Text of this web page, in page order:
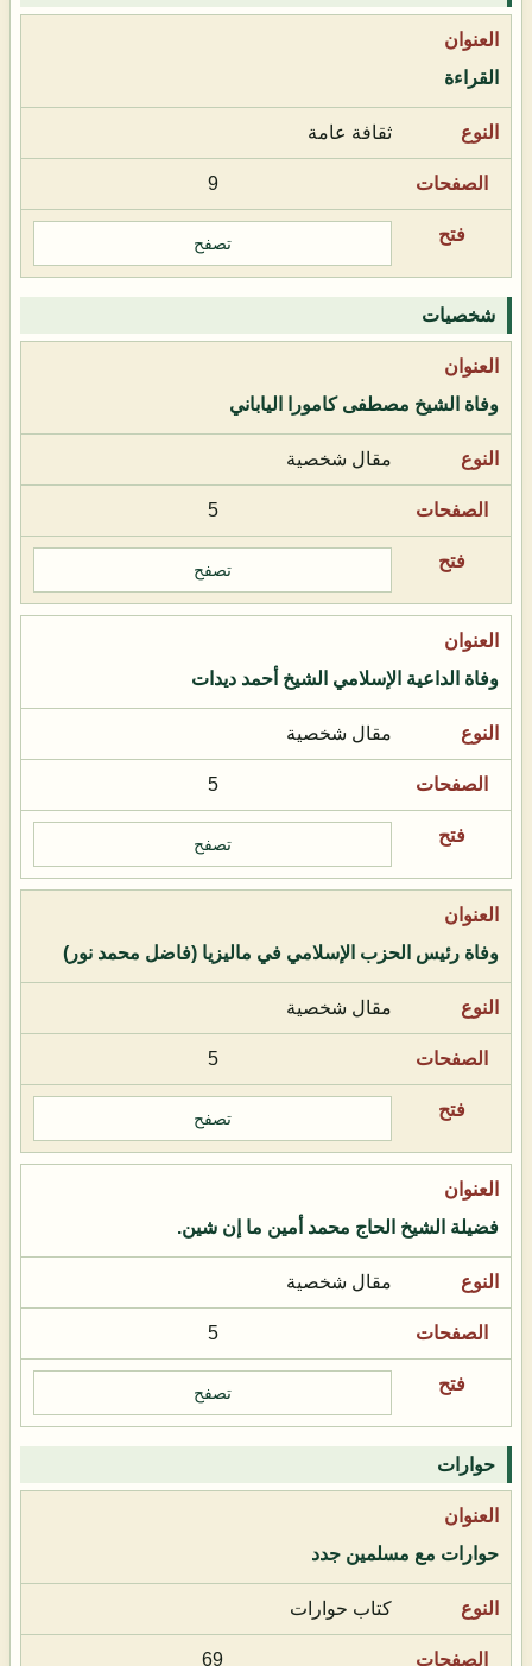
القراءة
ثقافة عامة
9
تصفح
شخصيات
وفاة الشيخ مصطفى كامورا الياباني
مقال شخصية
5
تصفح
وفاة الداعية الإسلامي الشيخ أحمد ديدات
مقال شخصية
5
تصفح
وفاة رئيس الحزب الإسلامي في ماليزيا (فاضل محمد نور)
مقال شخصية
5
تصفح
فضيلة الشيخ الحاج محمد أمين ما إن شين.
مقال شخصية
5
تصفح
حوارات
حوارات مع مسلمين جدد
كتاب حوارات
69